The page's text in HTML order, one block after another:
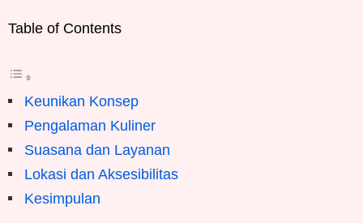
Table of Contents
Keunikan Konsep
Pengalaman Kuliner
Suasana dan Layanan
Lokasi dan Aksesibilitas
Kesimpulan